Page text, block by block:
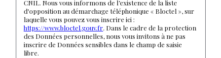
CNIL. Nous vous informons de l’existence de la liste
d'opposition au démarchage téléphonique « Bloctel », sur
laquelle vous pouvez vous inscrire ici :
https://www.bloctel.gouv.fr. Dans le cadre de la protection
des Données personnelles, nous vous invitons à ne pas
inscrire de Données sensibles dans le champ de saisie
libre.